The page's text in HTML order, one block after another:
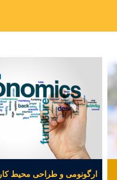
ارگونومی و طراحی محیط کار